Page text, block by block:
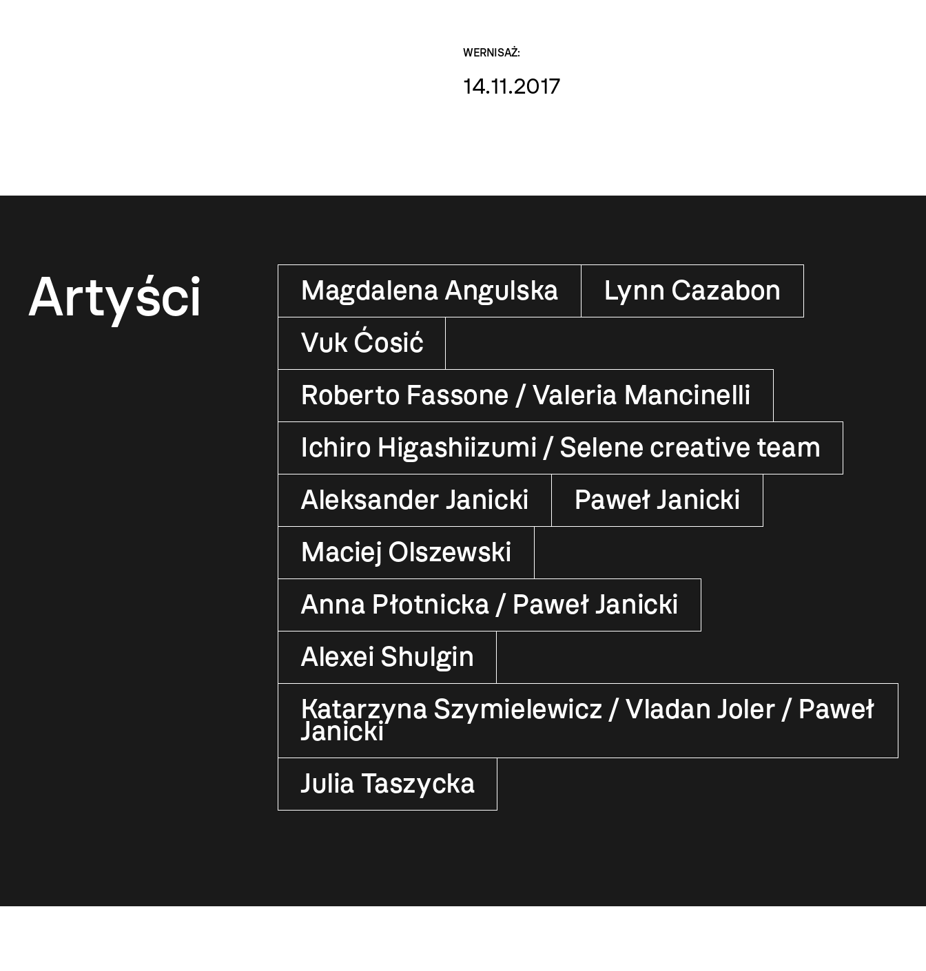
WERNISAŻ:
14.11.2017
Artyści Magdalena Angulska
Lynn Cazabon
Vuk Ćosić
Roberto Fassone / Valeria Mancinelli
Ichiro Higashiizumi / Selene creative team
Aleksander Janicki
Paweł Janicki
Maciej Olszewski
Anna Płotnicka / Paweł Janicki
Alexei Shulgin
Katarzyna Szymielewicz / Vladan Joler / Paweł
Janicki
Julia Taszycka